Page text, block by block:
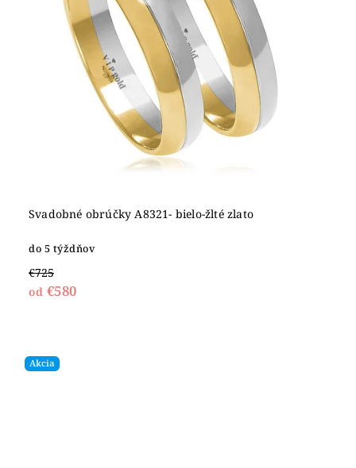
Svadobné obrúčky A8321- bielo-žlté zlato
do 5 týždňov
€725
od €580
Akcia